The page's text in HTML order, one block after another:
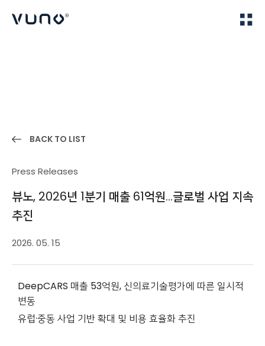
BACK TO LIST
Press Releases
뷰노, 2026년 1분기 매출 61억원…글로벌 사업 지속
추진
2026. 05. 15
DeepCARS 매출 53억원, 신의료기술평가에 따른 일시적
변동
유럽·중동 사업 기반 확대 및 비용 효율화 추진